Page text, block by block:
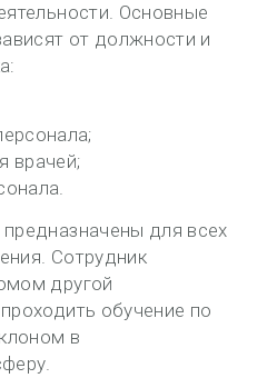
Основные
от должности и
врачей;
для всех
Сотрудник
другой
обучение по
в